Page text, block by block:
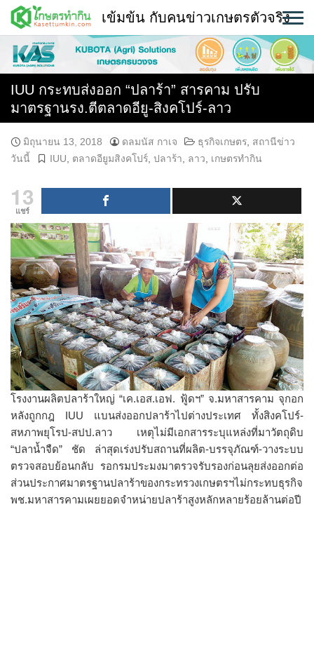
Skip
content
พืช
หน้าแรก
แวดวงเกษตร
ใคร ทำอะไร ที่ไหน
เข้มข้น กับคนข่าวเกษตรตัวจริง
IUU กระทบส่งออก “ปลาร้า” สารคาม ปรับ
มาตรฐานรง.ตีตลาดอียู-สิงคโปร์-ลาว
มิถุนายน 13, 2018 ดลมนัส กาเจ ธุรกิจเกษตร, สถานีข่าว
วันนี้
IUU, ตลาดอียูมสิงคโปร์, ปลาร้า, ลาว, เกษตรทำกิน
13
แชร์
โรงงานผลิตปลาร้าใหญ่ “เค.เอส.เอฟ. ฟู้ดฯ” จ.มหาสารคาม จุกอก
หลังถูกกฎ IUU แบนส่งออกปลาร้าไปต่างประเทศ ทั้งสิงคโปร์-
สหภาพยุโรป-สปป.ลาว เหตุไม่มีเอกสารระบุแหล่งที่มาวัตถุดิบ
“ปลาน้ำจืด” ชัด ล่าสุดเร่งปรับสถานที่ผลิต-บรรจุภัณฑ์-วางระบบ
ตรวจสอบย้อนกลับ รอกรมประมงมาตรวจรับรองก่อนลุยส่งออกต่อ
ส่วนประกาศมาตรฐานปลาร้าของกระทรวงเกษตรฯไม่กระทบธุรกิจ
พช.มหาสารคามเผยยอดจำหน่ายปลาร้าสูงหลักหลายร้อยล้านต่อปี